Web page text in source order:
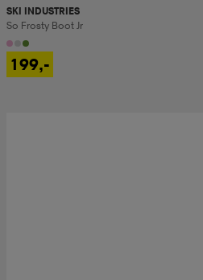
SKI INDUSTRIES
So Frosty Boot Jr
199,-